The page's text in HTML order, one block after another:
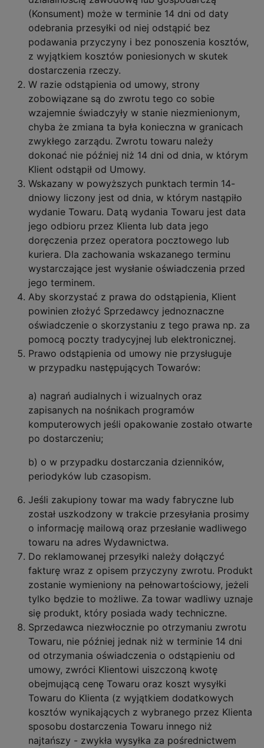
(Konsument) może w terminie 14 dni od daty
odebrania przesyłki od niej odstąpić bez
podawania przyczyny i bez ponoszenia kosztów,
z wyjątkiem kosztów poniesionych w skutek
dostarczenia rzeczy.
W razie odstąpienia od umowy, strony
zobowiązane są do zwrotu tego co sobie
wzajemnie świadczyły w stanie niezmienionym,
chyba że zmiana ta była konieczna w granicach
zwykłego zarządu. Zwrotu towaru należy
dokonać nie później niż 14 dni od dnia, w którym
Klient odstąpił od Umowy.
Wskazany w powyższych punktach termin 14-
dniowy liczony jest od dnia, w którym nastąpiło
wydanie Towaru. Datą wydania Towaru jest data
jego odbioru przez Klienta lub data jego
doręczenia przez operatora pocztowego lub
kuriera. Dla zachowania wskazanego terminu
wystarczające jest wysłanie oświadczenia przed
jego terminem.
Aby skorzystać z prawa do odstąpienia, Klient
powinien złożyć Sprzedawcy jednoznaczne
oświadczenie o skorzystaniu z tego prawa np. za
pomocą poczty tradycyjnej lub elektronicznej.
Prawo odstąpienia od umowy nie przysługuje
w przypadku następujących Towarów:
a) nagrań audialnych i wizualnych oraz
zapisanych na nośnikach programów
komputerowych jeśli opakowanie zostało otwarte
po dostarczeniu;
b) o w przypadku dostarczania dzienników,
periodyków lub czasopism.
Jeśli zakupiony towar ma wady fabryczne lub
został uszkodzony w trakcie przesyłania prosimy
o informację mailową oraz przesłanie wadliwego
towaru na adres Wydawnictwa.
Do reklamowanej przesyłki należy dołączyć
fakturę wraz z opisem przyczyny zwrotu. Produkt
zostanie wymieniony na pełnowartościowy, jeżeli
tylko będzie to możliwe. Za towar wadliwy uznaje
się produkt, który posiada wady techniczne.
Sprzedawca niezwłocznie po otrzymaniu zwrotu
Towaru, nie później jednak niż w terminie 14 dni
od otrzymania oświadczenia o odstąpieniu od
umowy, zwróci Klientowi uiszczoną kwotę
obejmującą cenę Towaru oraz koszt wysyłki
Towaru do Klienta (z wyjątkiem dodatkowych
kosztów wynikających z wybranego przez Klienta
sposobu dostarczenia Towaru innego niż
najtańszy - zwykła wysyłka za pośrednictwem